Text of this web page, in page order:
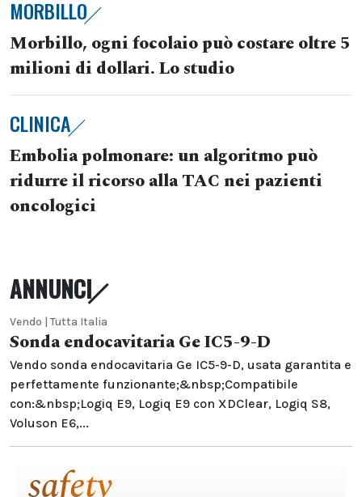
MORBILLO
Morbillo, ogni focolaio può costare oltre 5
milioni di dollari. Lo studio
CLINICA
Embolia polmonare: un algoritmo può
ridurre il ricorso alla TAC nei pazienti
oncologici
ANNUNCI
Vendo | Tutta Italia
Sonda endocavitaria Ge IC5-9-D
Vendo sonda endocavitaria Ge IC5-9-D, usata garantita e
perfettamente funzionante;&nbsp;Compatibile
con:&nbsp;Logiq E9, Logiq E9 con XDClear, Logiq S8,
Voluson E6,...